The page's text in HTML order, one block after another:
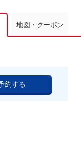
地図・クーポン
約する